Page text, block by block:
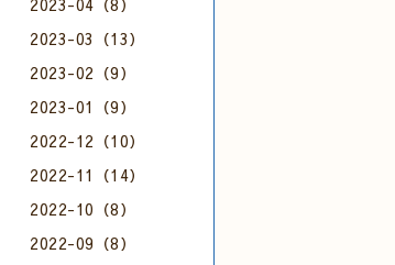
2023-04（8）
2023-03（13）
2023-02（9）
2023-01（9）
2022-12（10）
2022-11（14）
2022-10（8）
2022-09（8）